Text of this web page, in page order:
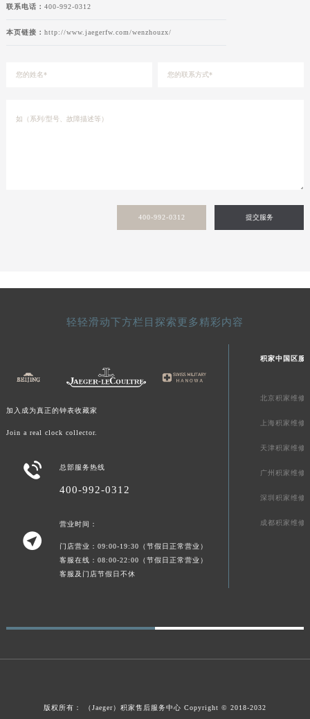
联系电话： 400-992-0312
本页链接： http://www.jaegerfw.com/wenzhouzx/
400-992-0312 提交服务
轻轻滑动下方栏目探索更多精彩内容
加入成为真正的钟表收藏家
Join a real clock collector.
 总部服务热线
400-992-0312

营业时间：
门店营业：09:00-19:30（节假日正常营业）
客服在线：08:00-22:00（节假日正常营业）
客服及门店节假日不休
积家中国区服
北京积家维修
上海积家维修
天津积家维修
广州积家维修
深圳积家维修
成都积家维修
版权所有： （Jaeger） 积家售后服务中心 Copyright © 2018-2032